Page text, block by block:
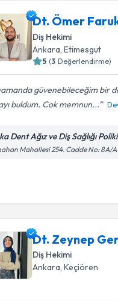
Dt. Ömer
Diş Hekimi
Ankara , Etimesgut
5 (3 Değerlendirme)
güvenebileceğim bir
buldum. Cok memnun...
Dent Ağız ve Diş Sağlığı
Mahallesi 254. Cadde No: 8A/
Dt. Zeynep
Diş Hekimi
Ankara, Keçiören